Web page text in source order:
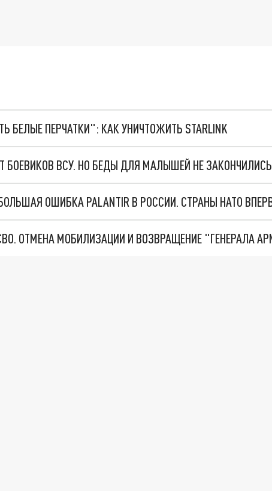
БЕЛЫЕ ПЕРЧАТКИ": КАК УНИЧТОЖИТЬ STARLINK
БОЕВИКОВ ВСУ. НО БЕДЫ ДЛЯ МАЛЫШЕЙ НЕ ЗАКОНЧИЛИСЬ